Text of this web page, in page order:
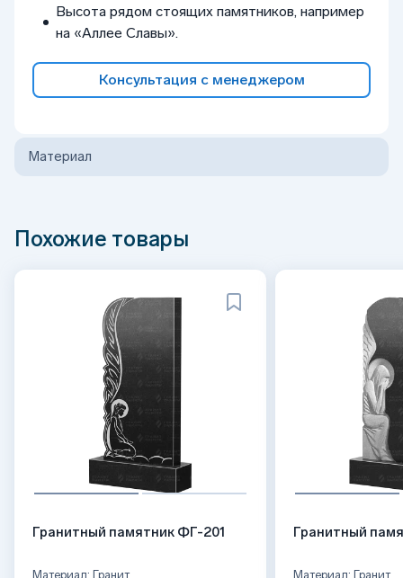
Высота рядом стоящих памятников, например
на «Аллее Славы».
Консультация с менеджером
Материал
Похожие товары
Гранитный памятник ФГ-201
Материал: Гранит
Гранитный
Материал: Гранит